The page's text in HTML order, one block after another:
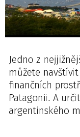
Jedno z
můžete
finančních
Patagonii. A
argentinského